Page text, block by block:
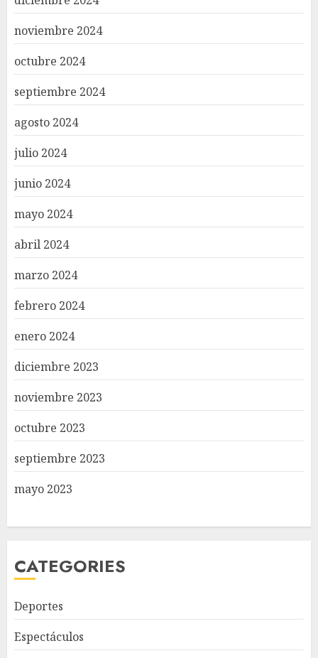
noviembre 2024
octubre 2024
septiembre 2024
agosto 2024
julio 2024
junio 2024
mayo 2024
abril 2024
marzo 2024
febrero 2024
enero 2024
diciembre 2023
noviembre 2023
octubre 2023
septiembre 2023
mayo 2023
CATEGORIES
Deportes
Espectáculos